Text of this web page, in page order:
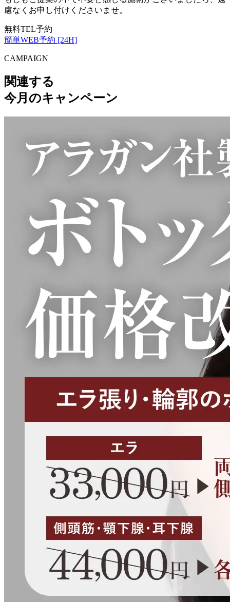
慮なくお申し付けくださいませ。
無料TEL予約
簡単WEB予約 [24H]
CAMPAIGN
関連する
今月のキャンペーン